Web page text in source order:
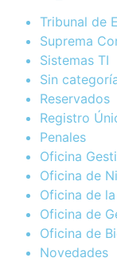
Tribunal de
Suprema
Sistemas TI
Sin
Reservados
Registro
Penales
Oficina
Oficina de
Oficina de
Oficina de
Oficina de
Novedades